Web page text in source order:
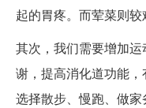
起的胃疼。而荤菜则较
其次，我们需要增加
谢，提高消化道功能
选择散步、慢跑、做